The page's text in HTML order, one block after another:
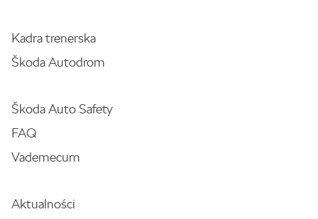
Kadra trenerska
Škoda Autodrom
Škoda Auto Safety
FAQ
Vademecum
Aktualności